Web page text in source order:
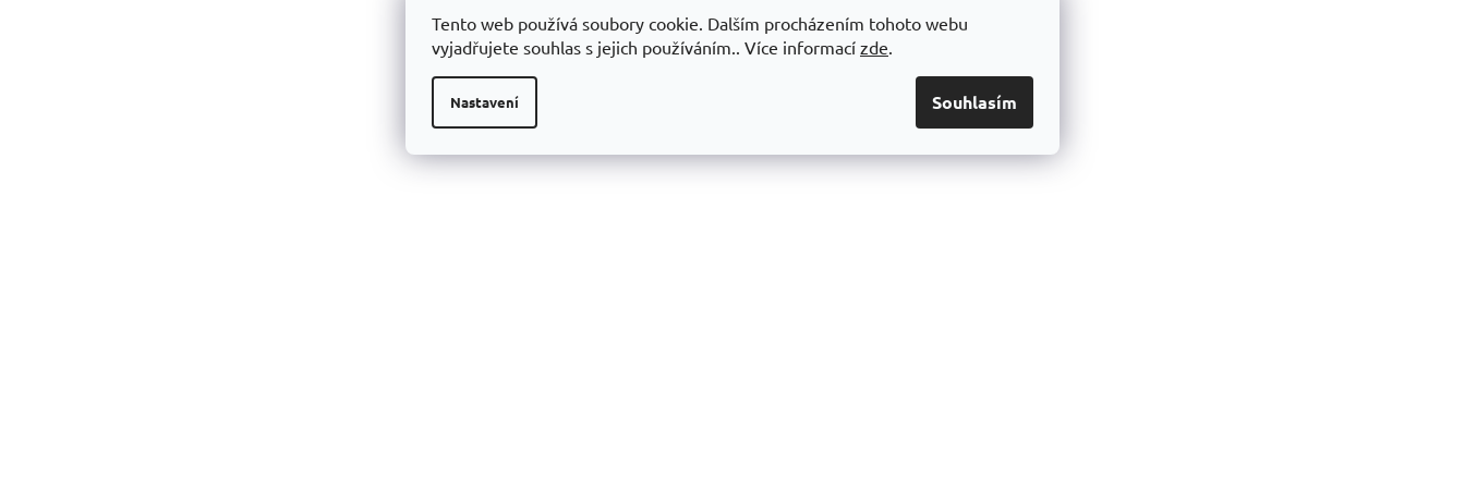
Tento web používá soubory cookie. Dalším procházením tohoto webu
vyjadřujete souhlas s jejich používáním.. Více informací zde.
Nastavení Souhlasím